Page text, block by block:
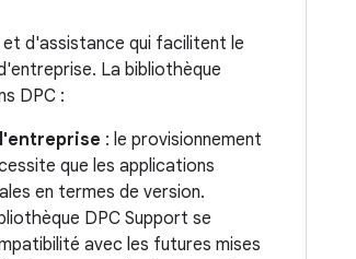
d'assistance qui facilitent le
La bibliothèque
DPC :
: le provisionnement
que les applications
en termes de version.
DPC Support se
avec les futures mises